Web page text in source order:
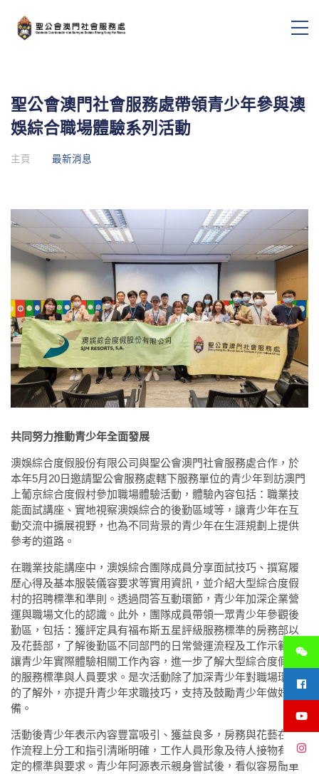
聖公會澳門社會服務處帶領青少年參與澳
娛綜合職場體驗系列活動
主頁 最新消息
共同努力推動青少年全面發展
澳娛綜合度假股份有限公司與聖公會澳門社會服務處合作，於
本年5月20日邀請聖公會服務處轄下服務單位的青少年到訪澳門
上葡京綜合度假村參加職場體驗活動，體驗內容包括：職業技
能面試講座、實地視察澳娛綜合的後勤區域等，讓青少年在互
動交流中擴展視野，也為不同背景的青少年在生涯規劃上提供
參考的道路。
在職業技能講座中，澳娛綜合團隊成員分享面試技巧、撰寫履
歷心得及基本服裝儀容要求等實用資訊，並介紹大型綜合度假
村的招聘標準和準則。透過問答互動環節，青少年加深企業營
運與職場文化的認識。此外，團隊成員帶領一眾青少年參觀後
勤區，包括：獲評定具有福布斯五星評級服務標準的房務部以
及花藝部，了解後勤區不同部門的日常營運流程及工作示範，
讓青少年實際體驗相關工作內容，進一步了解大型綜合度假村
的服務標準與人員要求。是次活動除了加深青少年對職場環境
的了解外，亦提升青少年求職技巧，支持及鼓勵青少年做好準
備。
活動後青少年表示內容豐富吸引、獲益良多，房務與花藝在工
作流程上分工和指引清晰明確，工作人員形象及待人接物有一
定的標準與要求。青少年阿源表示親身嘗試後，看似容易簡單